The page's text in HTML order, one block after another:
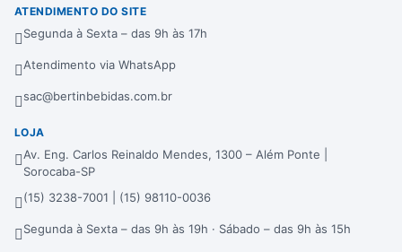
ATENDIMENTO DO SITE
Segunda à Sexta – das 9h às 17h
Atendimento via WhatsApp
sac@bertinbebidas.com.br
LOJA
Av. Eng. Carlos Reinaldo Mendes, 1300 – Além Ponte |
Sorocaba-SP
(15) 3238-7001 | (15) 98110-0036
Segunda à Sexta – das 9h às 19h · Sábado – das 9h às 15h